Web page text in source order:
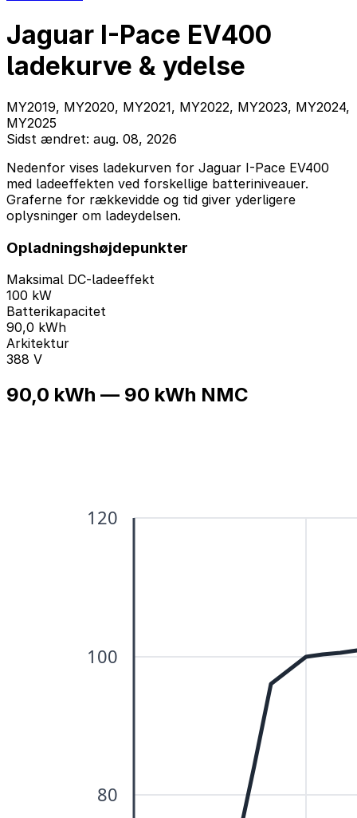
Jaguar I-Pace EV400
ladekurve & ydelse
MY2019, MY2020, MY2021, MY2022, MY2023, MY2024,
MY2025
Sidst ændret: aug. 08, 2026
Nedenfor vises ladekurven for Jaguar I-Pace EV400
med ladeeffekten ved forskellige batteriniveauer.
Graferne for rækkevidde og tid giver yderligere
oplysninger om ladeydelsen.
Opladningshøjdepunkter
Maksimal DC-ladeeffekt
100 kW
Batterikapacitet
90,0 kWh
Arkitektur
388 V
90,0 kWh — 90 kWh NMC